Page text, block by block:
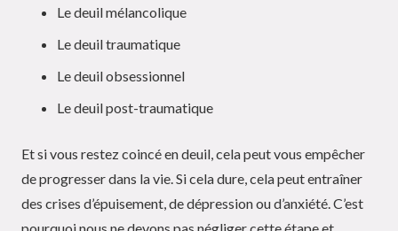
Le deuil mélancolique
Le deuil traumatique
Le deuil obsessionnel
Le deuil post-traumatique
Et si vous restez coincé en deuil, cela peut vous empêcher
de progresser dans la vie. Si cela dure, cela peut entraîner
des crises d’épuisement, de dépression ou d’anxiété. C’est